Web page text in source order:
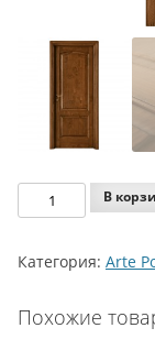
Количество
Legnoform
Povera
3-
В
Категория: Arte
Похожие